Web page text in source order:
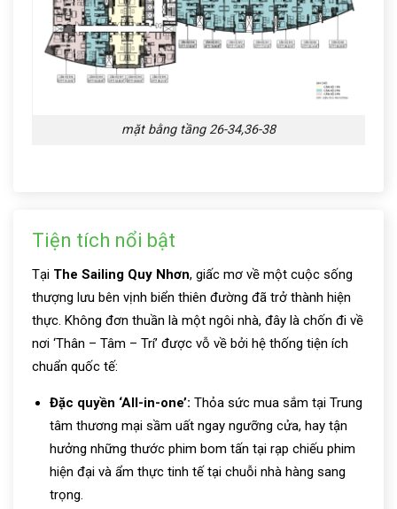
mặt bằng tầng 26-34,36-38
Tiện tích nổi bật
Tại The Sailing Quy Nhơn, giấc mơ về một cuộc sống
thượng lưu bên vịnh biển thiên đường đã trở thành hiện
thực. Không đơn thuần là một ngôi nhà, đây là chốn đi về
nơi ‘Thân – Tâm – Trí’ được vỗ về bởi hệ thống tiện ích
chuẩn quốc tế:
Đặc quyền ‘All-in-one’: Thỏa sức mua sắm tại Trung
tâm thương mại sầm uất ngay ngưỡng cửa, hay tận
hưởng những thước phim bom tấn tại rạp chiếu phim
hiện đại và ẩm thực tinh tế tại chuỗi nhà hàng sang
trọng.